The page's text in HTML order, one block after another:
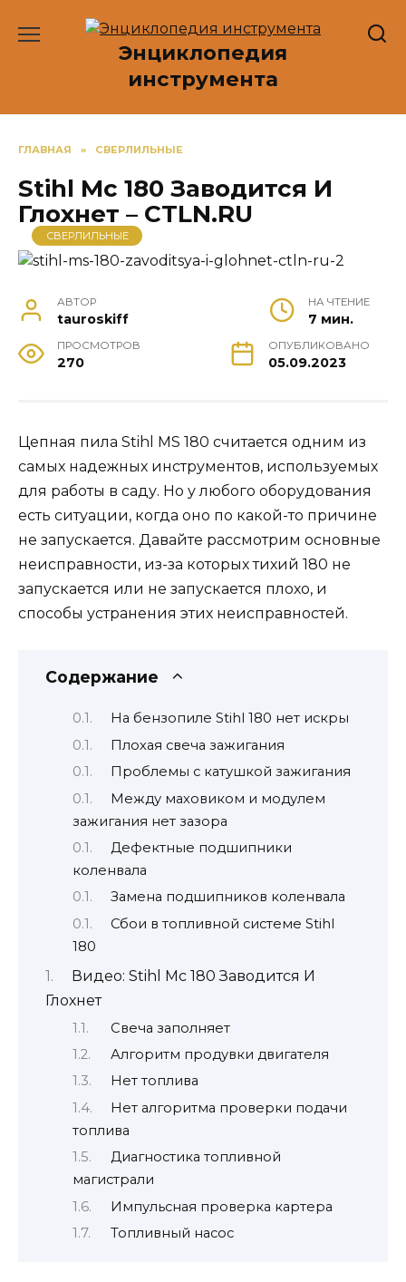
Энциклопедия
инструмента
ГЛАВНАЯ » СВЕРЛИЛЬНЫЕ
Stihl Мс 180 Заводится И
Глохнет – CTLN.RU
СВЕРЛИЛЬНЫЕ
АВТОР
tauroskiff
НА ЧТЕНИЕ
7 мин.
ПРОСМОТРОВ
270
ОПУБЛИКОВАНО
05.09.2023
Цепная пила Stihl MS 180 считается одним из
самых надежных инструментов, используемых
для работы в саду. Но у любого оборудования
есть ситуации, когда оно по какой-то причине
не запускается. Давайте рассмотрим основные
неисправности, из-за которых тихий 180 не
запускается или не запускается плохо, и
способы устранения этих неисправностей.
Содержание
На бензопиле Stihl 180 нет искры
Плохая свеча зажигания
Проблемы с катушкой зажигания
Между маховиком и модулем
зажигания нет зазора
Дефектные подшипники
коленвала
Замена подшипников коленвала
Сбои в топливной системе Stihl
180
Видео: Stihl Мс 180 Заводится И
Глохнет
Свеча заполняет
Алгоритм продувки двигателя
Нет топлива
Нет алгоритма проверки подачи
топлива
Диагностика топливной
магистрали
Импульсная проверка картера
Топливный насос